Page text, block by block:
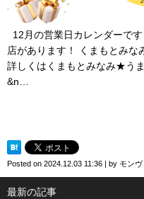
12月の営業日カレンダーで
店があります！ くまもとみ
詳しくはくまもとみなみ★う
&n…
Posted on 2024.12.03 11:36 | by モンヴ
最新の記事